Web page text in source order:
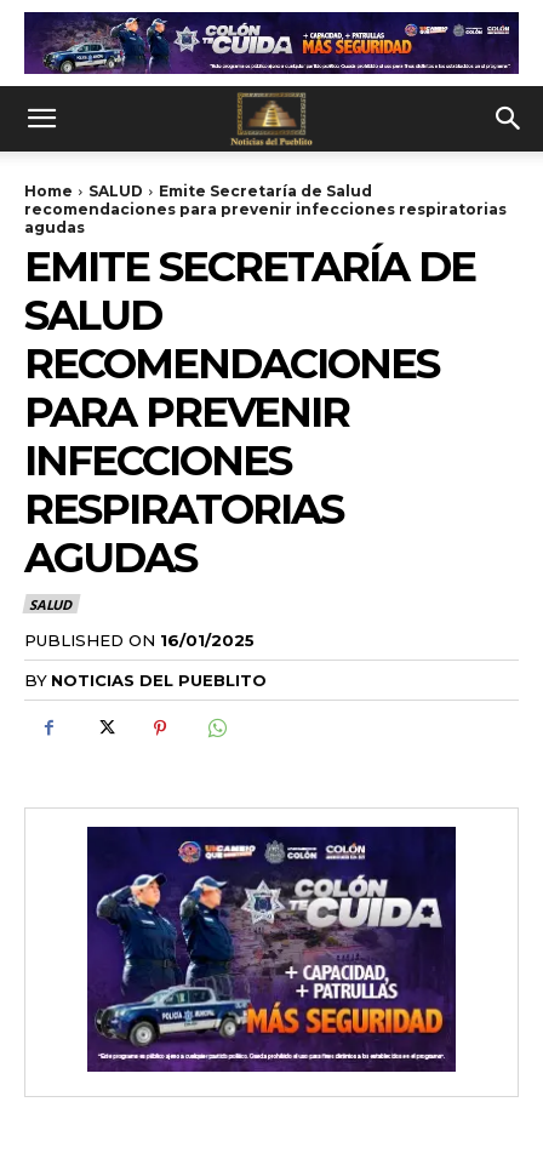
Home SALUD
Emite Secretaría de Salud
recomendaciones para prevenir infecciones respiratorias
agudas
EMITE SECRETARÍA DE
SALUD
RECOMENDACIONES
PARA PREVENIR
INFECCIONES
RESPIRATORIAS
AGUDAS
SALUD
PUBLISHED ON 16/01/2025
BY NOTICIAS DEL PUEBLITO